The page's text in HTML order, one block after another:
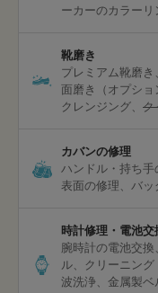
ーカーのカラーリ
靴磨き
プレミアム靴磨き
面磨き（オプショ
クレンジング
ク
カバンの修理
ハンドル・持ち手
表面の修理
バッ
時計修理・電池交
腕時計の電池交換
ル
クリーニング
波洗浄
金属製ベ